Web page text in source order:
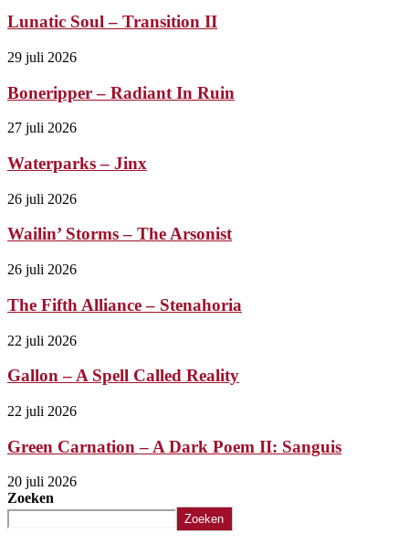
Lunatic Soul – Transition II
29 juli 2026
Boneripper – Radiant In Ruin
27 juli 2026
Waterparks – Jinx
26 juli 2026
Wailin’ Storms – The Arsonist
26 juli 2026
The Fifth Alliance – Stenahoria
22 juli 2026
Gallon – A Spell Called Reality
22 juli 2026
Green Carnation – A Dark Poem II: Sanguis
20 juli 2026
Zoeken
Zoeken